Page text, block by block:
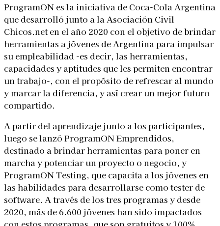
ProgramON es la iniciativa de Coca-Cola Argentina
que desarrolló junto a la Asociación Civil
Chicos.net en el año 2020 con el objetivo de brindar
herramientas a jóvenes de Argentina para impulsar
su empleabilidad -es decir, las herramientas,
capacidades y aptitudes que les permiten encontrar
un trabajo-, con el propósito de refrescar al mundo
y marcar la diferencia, y así crear un mejor futuro
compartido.
A partir del aprendizaje junto a los participantes,
luego se lanzó ProgramON Emprendidos,
destinado a brindar herramientas para poner en
marcha y potenciar un proyecto o negocio, y
ProgramON Testing, que capacita a los jóvenes en
las habilidades para desarrollarse como tester de
software. A través de los tres programas y desde
2020, más de 6.600 jóvenes han sido impactados